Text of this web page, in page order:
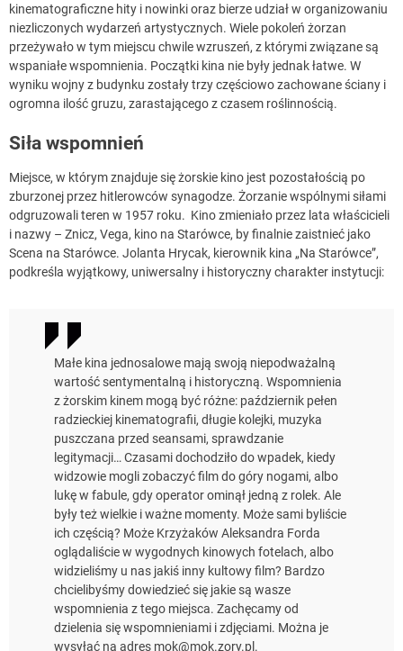
kinematograficzne hity i nowinki oraz bierze udział w organizowaniu
niezliczonych wydarzeń artystycznych. Wiele pokoleń żorzan
przeżywało w tym miejscu chwile wzruszeń, z którymi związane są
wspaniałe wspomnienia. Początki kina nie były jednak łatwe. W
wyniku wojny z budynku zostały trzy częściowo zachowane ściany i
ogromna ilość gruzu, zarastającego z czasem roślinnością.
Siła wspomnień
Miejsce, w którym znajduje się żorskie kino jest pozostałością po
zburzonej przez hitlerowców synagodze. Żorzanie wspólnymi siłami
odgruzowali teren w 1957 roku. Kino zmieniało przez lata właścicieli
i nazwy – Znicz, Vega, kino na Starówce, by finalnie zaistnieć jako
Scena na Starówce. Jolanta Hrycak, kierownik kina „Na Starówce”,
podkreśla wyjątkowy, uniwersalny i historyczny charakter instytucji:
Małe kina jednosalowe mają swoją niepodważalną
wartość sentymentalną i historyczną. Wspomnienia
z żorskim kinem mogą być różne: październik pełen
radzieckiej kinematografii, długie kolejki, muzyka
puszczana przed seansami, sprawdzanie
legitymacji… Czasami dochodziło do wpadek, kiedy
widzowie mogli zobaczyć film do góry nogami, albo
lukę w fabule, gdy operator ominął jedną z rolek. Ale
były też wielkie i ważne momenty. Może sami byliście
ich częścią? Może Krzyżaków Aleksandra Forda
oglądaliście w wygodnych kinowych fotelach, albo
widzieliśmy u nas jakiś inny kultowy film? Bardzo
chcielibyśmy dowiedzieć się jakie są wasze
wspomnienia z tego miejsca. Zachęcamy od
dzielenia się wspomnieniami i zdjęciami. Można je
wysyłać na adres mok@mok.zory.pl .